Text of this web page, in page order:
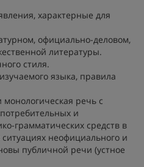
характерные для
официально-деловом,
литературы.
стиля.
языка, правила
речь с
и
грамматических средств в
неофициального и
публичной речи (устное